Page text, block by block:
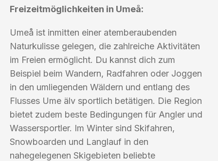
Freizeitmöglichkeiten in Umeå:
Umeå ist inmitten einer atemberaubenden
Naturkulisse gelegen, die zahlreiche Aktivitäten
im Freien ermöglicht. Du kannst dich zum
Beispiel beim Wandern, Radfahren oder Joggen
in den umliegenden Wäldern und entlang des
Flusses Ume älv sportlich betätigen. Die Region
bietet zudem beste Bedingungen für Angler und
Wassersportler. Im Winter sind Skifahren,
Snowboarden und Langlauf in den
nahegelegenen Skigebieten beliebte